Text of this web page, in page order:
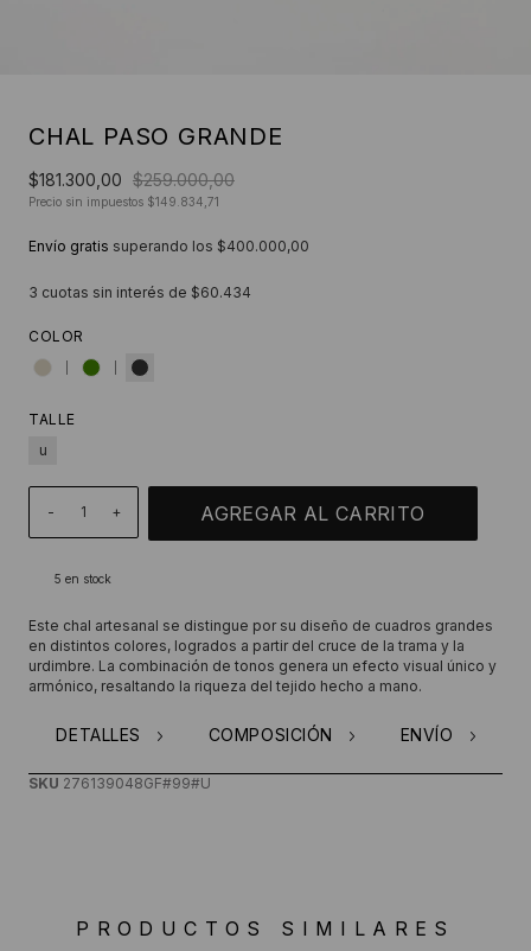
CHAL PASO GRANDE
$181.300,00 $259.000,00
Precio sin impuestos $149.834,71
Envío gratis superando los $400.000,00
3 cuotas sin interés de $60.434
COLOR
TALLE
u
- +
5 en stock
Este chal artesanal se distingue por su diseño de cuadros grandes
en distintos colores, logrados a partir del cruce de la trama y la
urdimbre. La combinación de tonos genera un efecto visual único y
armónico, resaltando la riqueza del tejido hecho a mano.
DETALLES COMPOSICIÓN ENVÍO
SKU 276139048GF#99#U
PRODUCTOS SIMILARES